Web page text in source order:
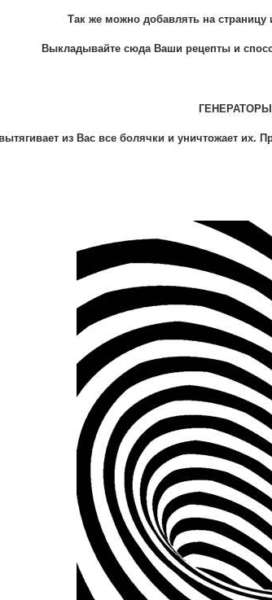
Так же можно добавлять на
Выкладывайте сюда Ваши рецепты и
из Вас все болячки и уничтожает их.